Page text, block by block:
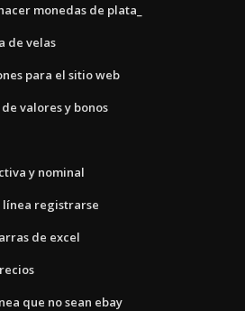
monedas de plata_
de velas
para el sitio web
valores y bonos
y nominal
línea registrarse
de excel
que no sean ebay